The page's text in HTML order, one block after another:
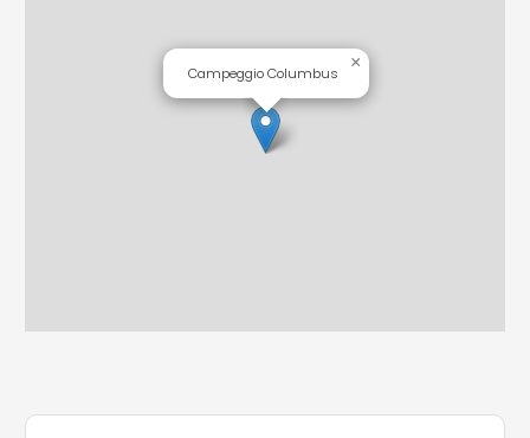
Campeggio Columbus
×